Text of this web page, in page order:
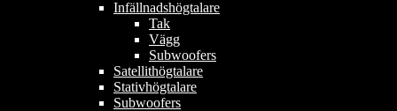
Infällnadshögtalare
Tak
Vägg
Subwoofers
Satellithögtalare
Stativhögtalare
Subwoofers